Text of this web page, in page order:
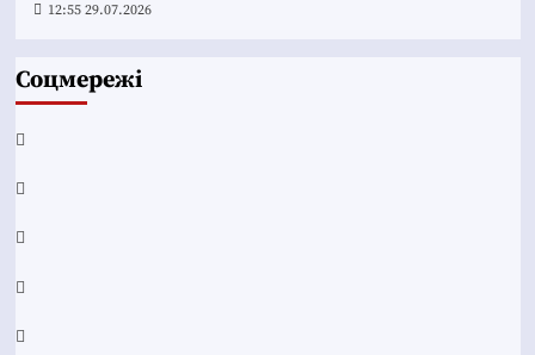
12:55 29.07.2026
Соцмережі
Facebook
YouTube
Telegram
Instagram
Twitter